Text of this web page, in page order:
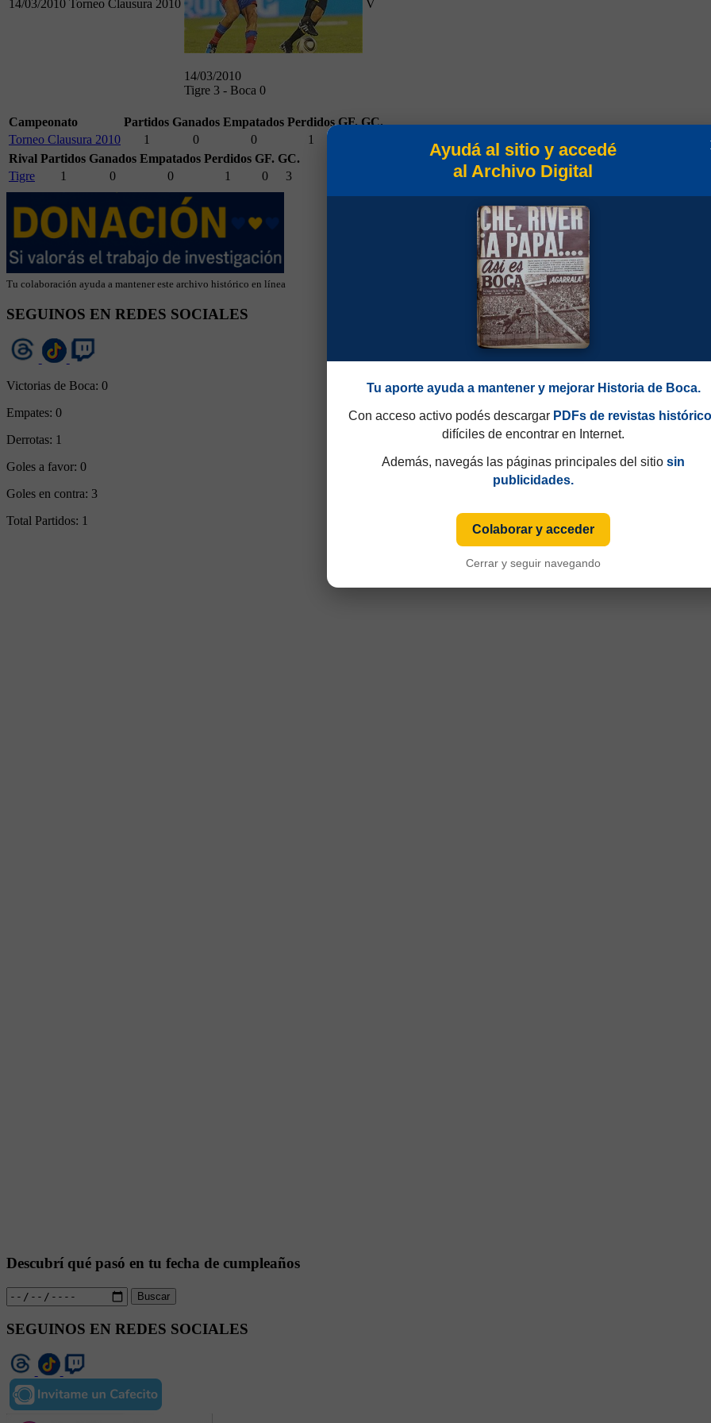
14/03/2010 Torneo Clausura 2010
14/03/2010
Tigre 3 - Boca 0
V
Campeonato Partidos Ganados Empatados Perdidos GF. GC.
Torneo Clausura 2010
1 0 0 1
Rival Partidos Ganados Empatados Perdidos GF. GC.
Tigre
1 0 0 1 0 3
Tu colaboración ayuda a mantener este archivo histórico en línea
SEGUINOS EN REDES SOCIALES
Victorias de Boca: 0
Empates: 0
Derrotas: 1
Goles a favor: 0
Goles en contra: 3
Total Partidos: 1
Descubrí qué pasó en tu fecha de cumpleaños
Buscar
SEGUINOS EN REDES SOCIALES
Ayudá al sitio y accedé
al Archivo Digital
Tu aporte ayuda a mantener y mejorar Historia de Boca.
Con acceso activo podés descargar PDFs de revistas
difíciles de encontrar en Internet.
Además, navegás las páginas principales del sitio sin
publicidades.
Colaborar y acceder
Cerrar y seguir navegando